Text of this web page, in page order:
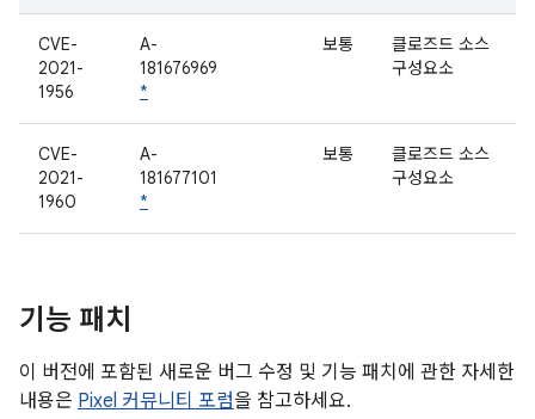
CVE-
2021-
1956
A-
181676969
*
보통
클로즈드 소스
구성요소
CVE-
2021-
1960
A-
181677101
*
보통
클로즈드 소스
구성요소
기능 패치
이 버전에 포함된 새로운 버그 수정 및 기능 패치에 관한 자세한
내용은 Pixel 커뮤니티 포럼을 참고하세요.